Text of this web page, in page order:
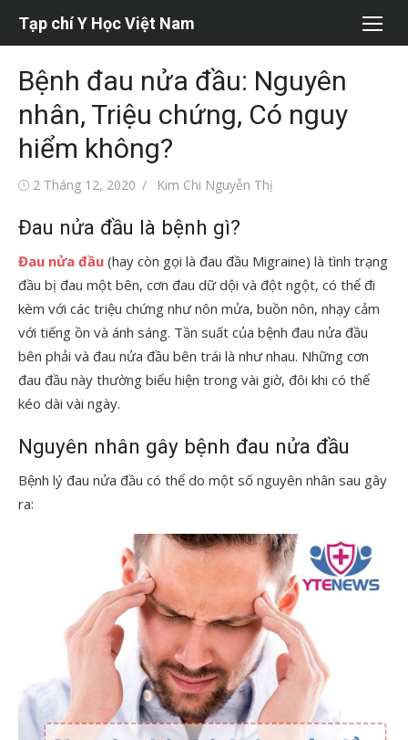
dung
Tạp chí Y Học Việt Nam
Bệnh đau nửa đầu: Nguyên
nhân, Triệu chứng, Có nguy
hiểm không?
Đăng2 Tháng 12, 2020
Tác
Kim Chi Nguyễn Thị
Đau nửa đầu là bệnh gì?
Đau nửa đầu (hay còn gọi là đau đầu Migraine) là tình trạng
đầu bị đau một bên, cơn đau dữ dội và đột ngột, có thể đi
kèm với các triệu chứng như nôn mửa, buồn nôn, nhạy cảm
với tiếng ồn và ánh sáng. Tần suất của bệnh đau nửa đầu
bên phải và đau nửa đầu bên trái là như nhau. Những cơn
đau đầu này thường biểu hiện trong vài giờ, đôi khi có thể
kéo dài vài ngày.
Nguyên nhân gây bệnh đau nửa đầu
Bệnh lý đau nửa đầu có thể do một số nguyên nhân sau gây
ra: